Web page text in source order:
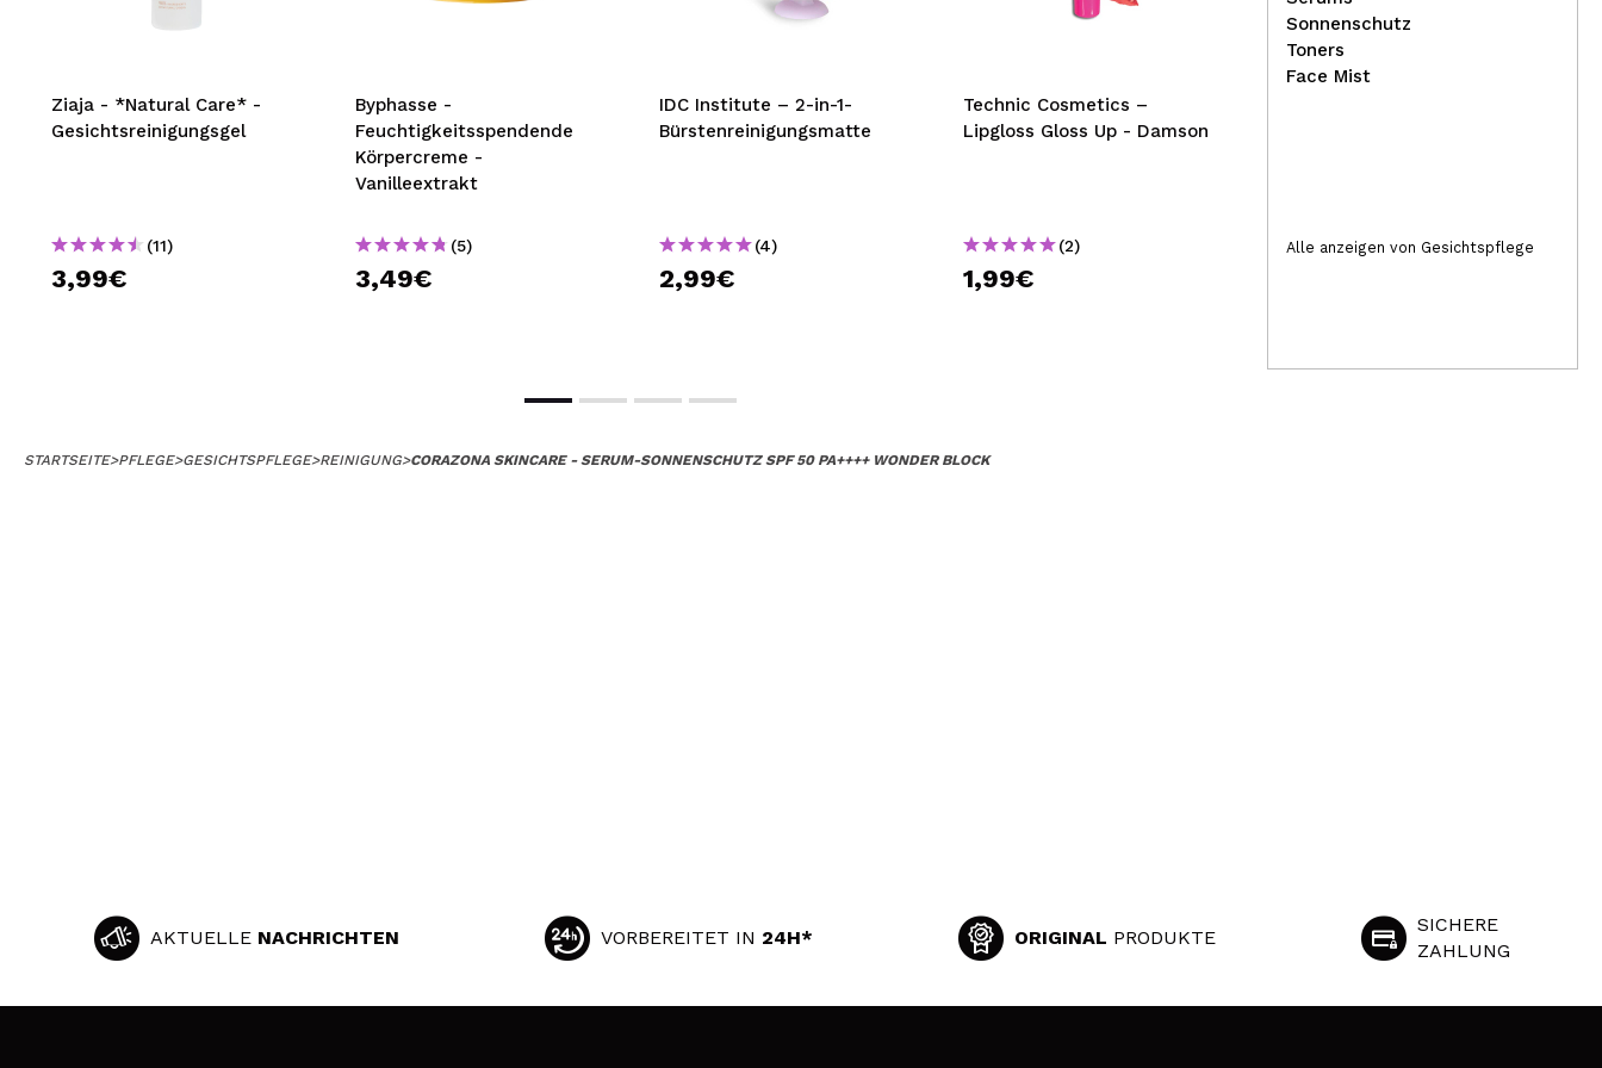
Ziaja - *Natural Care* -
Gesichtsreinigungsgel
(11)
3,99€
Byphasse -
Feuchtigkeitsspendende
Körpercreme -
Vanilleextrakt
(5)
3,49€
IDC Institute – 2-in-1-
Bürstenreinigungsmatte
(4)
2,99€
Technic Cosmetics –
Lipgloss Gloss Up - Damson
(2)
1,99€
(30)
Sonnenschutz
Toners
Face Mist
Alle anzeigen von Gesichtspflege
STARTSEITE>PFLEGE>GESICHTSPFLEGE>REINIGUNG>CORAZONA SKINCARE - SERUM-SONNENSCHUTZ SPF 50 PA++++ WONDER BLOCK
AKTUELLE NACHRICHTEN VORBEREITET IN 24H* ORIGINAL PRODUKTE
SICHERE
ZAHLUNG